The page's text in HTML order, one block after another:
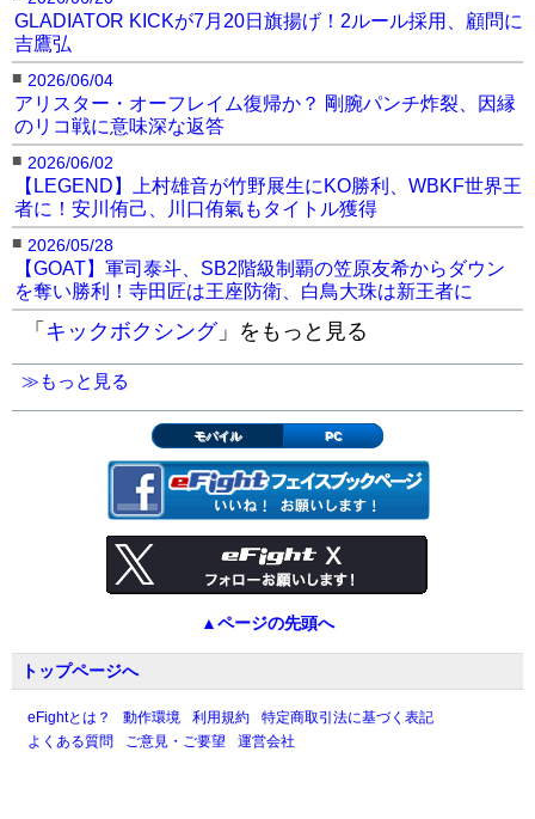
GLADIATOR KICKが7月20日旗揚げ！2ルール採用、顧問に
吉鷹弘
■ 2026/06/04
アリスター・オーフレイム復帰か？ 剛腕パンチ炸裂、因縁
のリコ戦に意味深な返答
■ 2026/06/02
【LEGEND】上村雄音が竹野展生にKO勝利、WBKF世界王
者に！安川侑己、川口侑氣もタイトル獲得
■ 2026/05/28
【GOAT】軍司泰斗、SB2階級制覇の笠原友希からダウン
を奪い勝利！寺田匠は王座防衛、白鳥大珠は新王者に
「 キックボクシング」をもっと見る
≫もっと見る
モバイル PC
▲ページの先頭へ
トップページへ
eFightとは？ 動作環境 利用規約
特定商取引法に基づく表記
よくある質問
ご意見・ご要望 運営会社